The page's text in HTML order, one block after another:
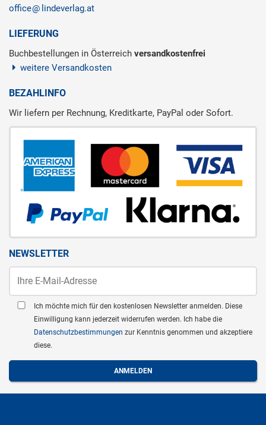
office
lindeverlag.at
LIEFERUNG
Buchbestellungen in Österreich versandkostenfrei
weitere Versandkosten
BEZAHLINFO
Wir liefern per Rechnung, Kreditkarte, PayPal oder Sofort.
NEWSLETTER
Ich möchte mich für den kostenlosen Newsletter anmelden. Diese
Einwilligung kann jederzeit widerrufen werden. Ich habe die
Datenschutzbestimmungen zur Kenntnis genommen und akzeptiere
diese.